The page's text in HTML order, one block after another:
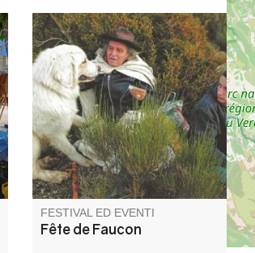
Au programme : visite libre de
la ferme pédagogique, messe
par le père Guy Gilbert, repas
à 10€, défilé des animaux et
pour finir un spectacle de
théâtre offert par les jeunes !
FESTIVAL ED EVENTI
Fête de Faucon